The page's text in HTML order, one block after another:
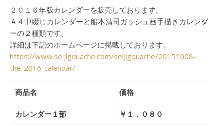
２０１６年版カレンダーを販売しております。
Ａ４中綴じカレンダーと船本清司ガッシュ画手描きカレンダ
ーの２種類です。
詳細は下記のホームページに掲載しております。
https://www.seijigouache.com/seijigouache/20151008-
the-2016-calendar/
商品名 価格
カレンダー１部 ￥１．０８０